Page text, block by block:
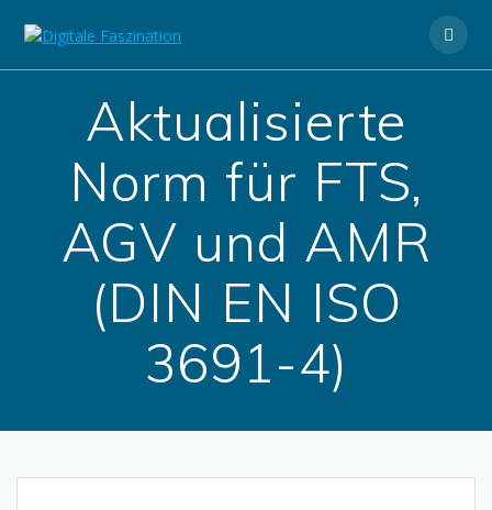
Aktualisierte
Norm für FTS,
AGV und AMR
(DIN EN ISO
3691-4)